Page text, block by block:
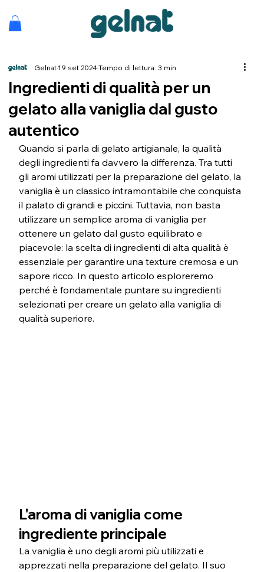
Ingredienti di qualità per un
gelato alla vaniglia dal gusto
autentico
Gelnat19 set 2024Tempo di lettura: 3 min
Quando si parla di gelato artigianale, la qualità
degli ingredienti fa davvero la differenza. Tra tutti
gli aromi utilizzati per la preparazione del gelato, la
vaniglia è un classico intramontabile che conquista
il palato di grandi e piccini. Tuttavia, non basta
utilizzare un semplice aroma di vaniglia per
ottenere un gelato dal gusto equilibrato e
piacevole: la scelta di ingredienti di alta qualità è
essenziale per garantire una texture cremosa e un
sapore ricco. In questo articolo esploreremo
perché è fondamentale puntare su ingredienti
selezionati per creare un gelato alla vaniglia di
qualità superiore.
L'aroma di vaniglia come
ingrediente principale
La vaniglia è uno degli aromi più utilizzati e
apprezzati nella preparazione del gelato. Il suo